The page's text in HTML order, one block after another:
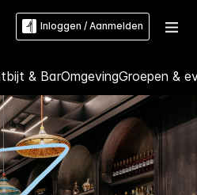
Inloggen / Aanmelden
& BarOmgevingGroepen &